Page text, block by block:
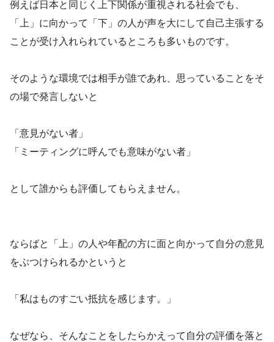
例えば日本と同じく上下関係が重視される社会でも、
「上」に向かって「下」の人が声を大にして自己主張する
ことが受け入れられているところも多いものです。
そのような環境では相手が誰であれ、思っていることをそ
の場で発言しないと
「意見がない者」
「ミーティングに呼んでも意味がない者」
として誰からも評価してもらえません。
ならばと「上」の人や年配の方に面と向かって自分の意見
をぶつけられるかというと
「私はものすごい抵抗を感じます。」
なぜなら、そんなことをしたらかえって自分の評価を落と